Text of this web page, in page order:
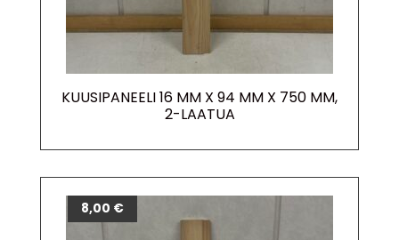
KUUSIPANEELI 16 MM X 94 MM X 750 MM,
2-LAATUA
8,00 €